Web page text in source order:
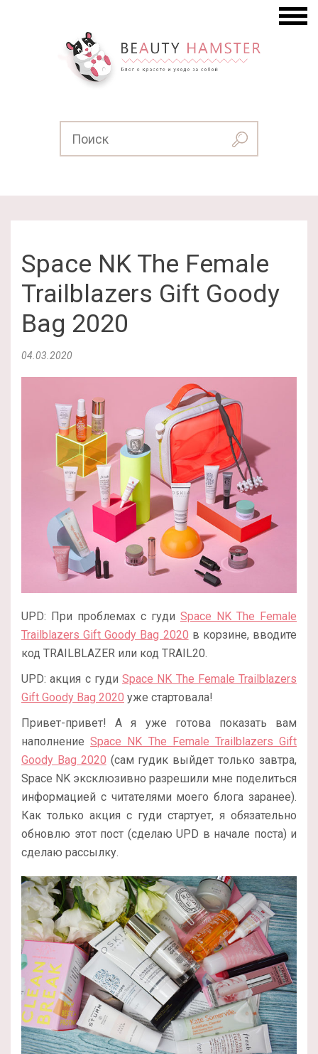
Space NK The Female
Trailblazers Gift Goody
Bag 2020
04.03.2020
UPD: При проблемах с гуди Space NK The Female
Trailblazers Gift Goody Bag 2020 в корзине, вводите
код TRAILBLAZER или код TRAIL20.
UPD: акция с гуди Space NK The Female Trailblazers
Gift Goody Bag 2020 уже стартовала!
Привет-привет! А я уже готова показать вам
наполнениеSpace NK The Female Trailblazers Gift
Goody Bag 2020 (сам гудик выйдет только завтра,
Space NK эксклюзивно разрешили мне поделиться
информацией с читателями моего блога заранее).
Как только акция с гуди стартует, я обязательно
обновлю этот пост (сделаю UPD в начале поста) и
сделаю рассылку.